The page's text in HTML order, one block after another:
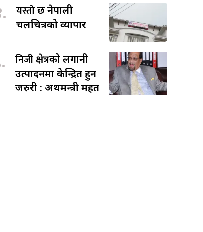
यस्तोछ नेपाली
चलचित्रको व्यापार
निजी क्षेत्रको लगानी
उत्पादनमा केन्द्रित हुन
जरुरी : अर्थमन्त्री महत